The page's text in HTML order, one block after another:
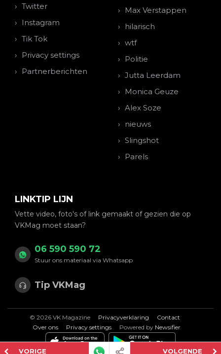
VORIGE VOLGENDE
Twitter
Instagram
Tik Tok
Privacy settings
Partnerberichten
Max Verstappen
hilarisch
wtf
Politie
Jutta Leerdam
Monica Geuze
Alex Soze
nieuws
Slingshot
Parels
LINKTIP LIJN
Vette video, foto's of link gemaakt of gezien die op
VKMag moet staan?
06 590 590 72
Stuur ons materiaal via Whatsapp
Tip VKMag
© 2026 VK Magazine Privacyverklaring
Contact
Over ons
Privacy settings Powered by Newsifier